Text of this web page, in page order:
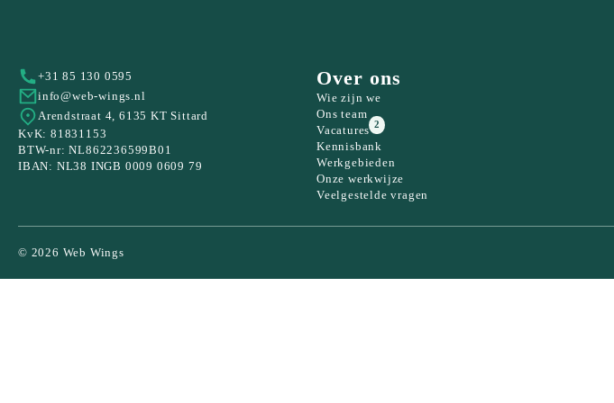
+31 85 130 0595
info@web-wings.nl
Arendstraat 4, 6135 KT Sittard
KvK: 81831153
BTW-nr: NL862236599B01
IBAN: NL38 INGB 0009 0609 79
Over ons
Wie zijn we
Ons team
Vacatures 2
Kennisbank
Werkgebieden
Onze werkwijze
Veelgestelde vragen
© 2026 Web Wings